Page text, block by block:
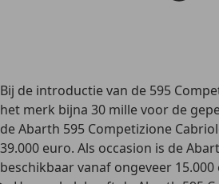
Bij de introductie van de 595
het merk bijna 30 mille voor de
de Abarth 595 Competizione
39.000 euro. Als occasion is de
beschikbaar vanaf ongeveer 15.000